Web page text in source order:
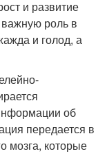
и развитие
важную роль в
и голод, а
об
передается в
мозга, которые